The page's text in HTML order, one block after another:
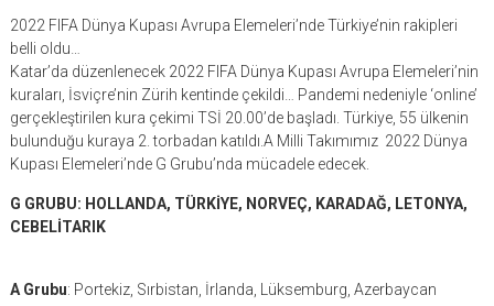
2022 FIFA Dünya Kupası Avrupa Elemeleri’nde Türkiye’nin rakipleri
belli oldu…
Katar’da düzenlenecek 2022 FIFA Dünya Kupası Avrupa Elemeleri’nin
kuraları, İsviçre’nin Zürih kentinde çekildi… Pandemi nedeniyle ‘online’
gerçekleştirilen kura çekimi TSİ 20.00’de başladı. Türkiye, 55 ülkenin
bulunduğu kuraya 2. torbadan katıldı.A Milli Takımımız 2022 Dünya
Kupası Elemeleri’nde G Grubu’nda mücadele edecek.
G GRUBU: HOLLANDA, TÜRKİYE, NORVEÇ, KARADAĞ, LETONYA,
CEBELİTARIK
A Grubu: Portekiz, Sırbistan, İrlanda, Lüksemburg, Azerbaycan